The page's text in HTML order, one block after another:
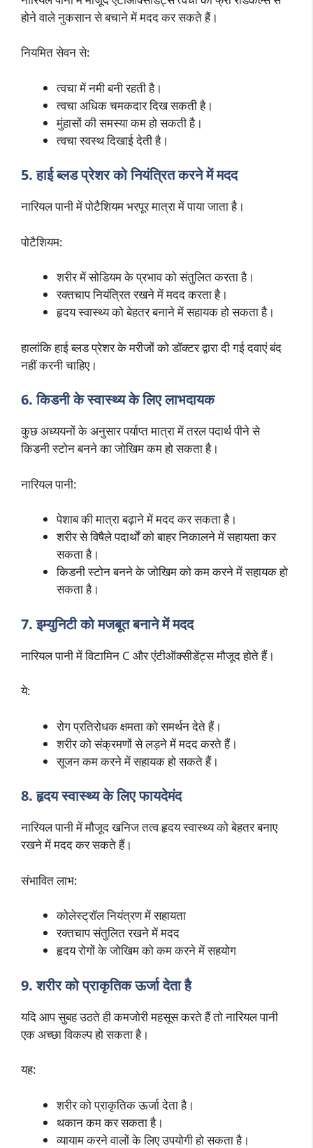
होने वाले नुकसान से बचाने में मदद कर सकते हैं।
नियमित सेवन से:
त्वचा में नमी बनी रहती है।
त्वचा अधिक चमकदार दिख सकती है।
मुंहासों की समस्या कम हो सकती है।
त्वचा स्वस्थ दिखाई देती है।
5. हाई ब्लड प्रेशर को नियंत्रित करने में मदद
नारियल पानी में पोटैशियम भरपूर मात्रा में पाया जाता है।
पोटैशियम:
शरीर में सोडियम के प्रभाव को संतुलित करता है।
रक्तचाप नियंत्रित रखने में मदद करता है।
हृदय स्वास्थ्य को बेहतर बनाने में सहायक हो सकता है।
हालांकि हाई ब्लड प्रेशर के मरीजों को डॉक्टर द्वारा दी गई दवाएं बंद
नहीं करनी चाहिए।
6. किडनी के स्वास्थ्य के लिए लाभदायक
कुछ अध्ययनों के अनुसार पर्याप्त मात्रा में तरल पदार्थ पीने से
किडनी स्टोन बनने का जोखिम कम हो सकता है।
नारियल पानी:
पेशाब की मात्रा बढ़ाने में मदद कर सकता है।
शरीर से विषैले पदार्थों को बाहर निकालने में सहायता कर
सकता है।
किडनी स्टोन बनने के जोखिम को कम करने में सहायक हो
सकता है।
7. इम्युनिटी को मजबूत बनाने में मदद
नारियल पानी में विटामिन C और एंटीऑक्सीडेंट्स मौजूद होते हैं।
ये:
रोग प्रतिरोधक क्षमता को समर्थन देते हैं।
शरीर को संक्रमणों से लड़ने में मदद करते हैं।
सूजन कम करने में सहायक हो सकते हैं।
8. हृदय स्वास्थ्य के लिए फायदेमंद
नारियल पानी में मौजूद खनिज तत्व हृदय स्वास्थ्य को बेहतर बनाए
रखने में मदद कर सकते हैं।
संभावित लाभ:
कोलेस्ट्रॉल नियंत्रण में सहायता
रक्तचाप संतुलित रखने में मदद
हृदय रोगों के जोखिम को कम करने में सहयोग
9. शरीर को प्राकृतिक ऊर्जा देता है
यदि आप सुबह उठते ही कमजोरी महसूस करते हैं तो नारियल पानी
एक अच्छा विकल्प हो सकता है।
यह:
शरीर को प्राकृतिक ऊर्जा देता है।
थकान कम कर सकता है।
व्यायाम करने वालों के लिए उपयोगी हो सकता है।